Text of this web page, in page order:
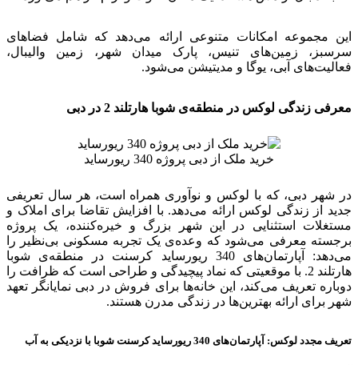
این مجموعه امکانات متنوعی ارائه می‌دهد که شامل فضاهای
سرسبز، زمین‌های تنیس، پارک میدان شهر، زمین والیبال،
فعالیت‌های آبی، یوگا و مدیتیشن می‌شود.
معرفی زندگی لوکس در منطقه‌ی شوبا هارتلند 2 در دبی
خرید ملک از دبی پروژه 340 ریورساید
در شهر دبی، که با لوکس و نوآوری همراه است، هر سال تعریفی
جدید از زندگی لوکس ارائه می‌دهد. با افزایش تقاضا برای املاک و
مستغلات استثنایی در این شهر بزرگ و خیره‌کننده، یک پروژه
برجسته معرفی می‌شود که وعده‌ی یک تجربه مسکونی بی‌نظیر را
می‌دهد: آپارتمان‌های 340 ریورساید کرسنت در منطقه‌ی شوبا
هارتلند 2. با موقعیتی که نماد پیچیدگی و طراحی است که ظرافت را
دوباره تعریف می‌کند، این خانه‌ها برای فروش در دبی نمایانگر تعهد
شهر برای ارائه بهترین‌ها در زندگی مدرن هستند.
تعریف مجدد لوکس: آپارتمان‌های 340 ریورساید کرسنت شوبا با نزدیکی به آب